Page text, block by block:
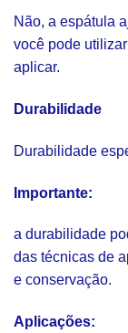
Não, a espátula
você pode
aplicar.
Durabilidade
Durabilidade
Importante:
a durabilidade
das técnicas de
e conservação.
Aplicações: